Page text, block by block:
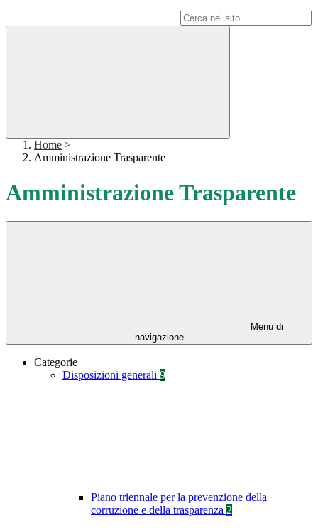
Home >
Amministrazione Trasparente
Amministrazione Trasparente
Menu di
navigazione
Categorie
Disposizioni generali 9
Piano triennale per la prevenzione della
corruzione e della trasparenza 2